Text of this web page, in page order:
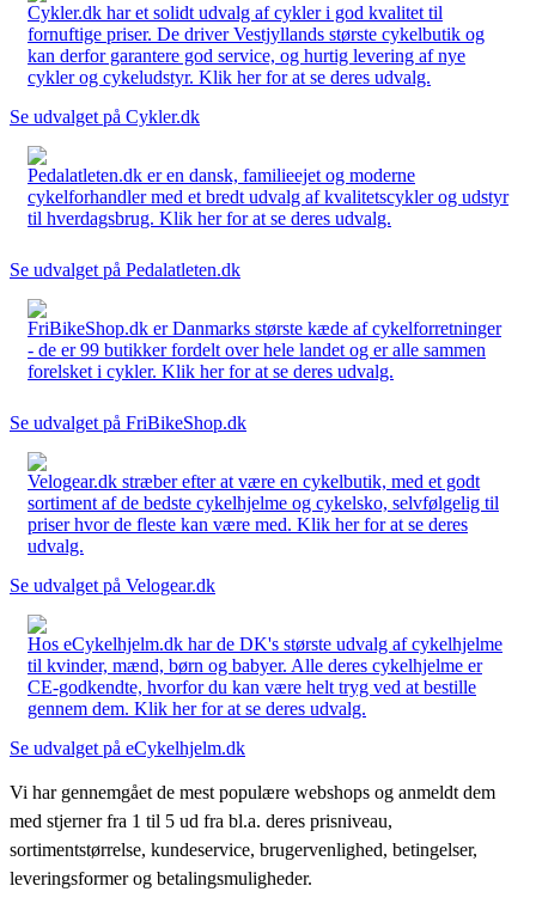
Cykler.dk har et solidt udvalg af cykler i god kvalitet til
fornuftige priser. De driver Vestjyllands største cykelbutik og
kan derfor garantere god service, og hurtig levering af nye
cykler og cykeludstyr. Klik her for at se deres udvalg.
Se udvalget på Cykler.dk
Pedalatleten.dk er en dansk, familieejet og moderne
cykelforhandler med et bredt udvalg af kvalitetscykler og udstyr
til hverdagsbrug. Klik her for at se deres udvalg.
Se udvalget på Pedalatleten.dk
FriBikeShop.dk er Danmarks største kæde af cykelforretninger
- de er 99 butikker fordelt over hele landet og er alle sammen
forelsket i cykler. Klik her for at se deres udvalg.
Se udvalget på FriBikeShop.dk
Velogear.dk stræber efter at være en cykelbutik, med et godt
sortiment af de bedste cykelhjelme og cykelsko, selvfølgelig til
priser hvor de fleste kan være med. Klik her for at se deres
udvalg.
Se udvalget på Velogear.dk
Hos eCykelhjelm.dk har de DK's største udvalg af cykelhjelme
til kvinder, mænd, børn og babyer. Alle deres cykelhjelme er
CE-godkendte, hvorfor du kan være helt tryg ved at bestille
gennem dem. Klik her for at se deres udvalg.
Se udvalget på eCykelhjelm.dk
Vi har gennemgået de mest populære webshops og anmeldt dem
med stjerner fra 1 til 5 ud fra bl.a. deres prisniveau,
sortimentstørrelse, kundeservice, brugervenlighed, betingelser,
leveringsformer og betalingsmuligheder.